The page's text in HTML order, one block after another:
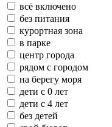
всё включено
без питания
курортная зона
в парке
центр города
рядом с городом
на берегу моря
дети с 0 лет
дети с 4 лет
без детей